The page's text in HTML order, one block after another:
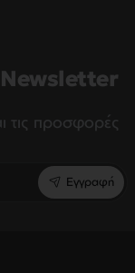
Newsletter
τις προσφορές
Εγγραφή